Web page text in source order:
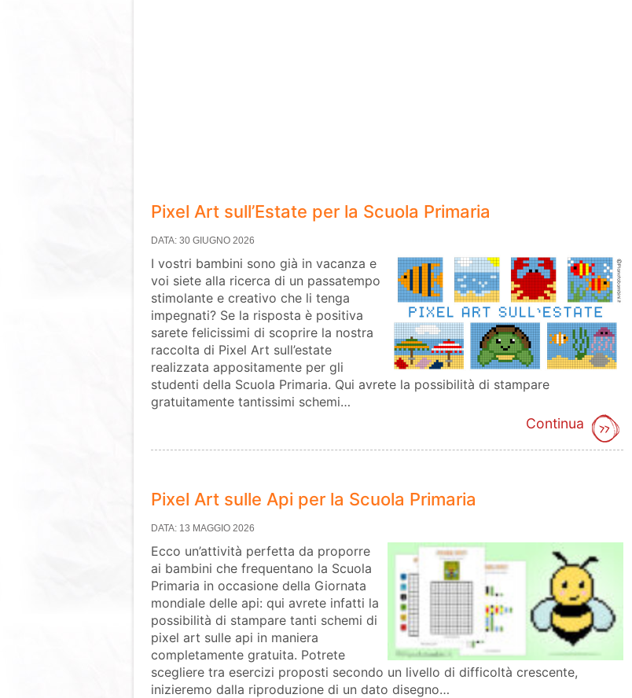
Pixel Art sull’Estate per la Scuola Primaria
DATA: 30 GIUGNO 2026
I vostri bambini sono già in vacanza e
voi siete alla ricerca di un passatempo
stimolante e creativo che li tenga
impegnati? Se la risposta è positiva
sarete felicissimi di scoprire la nostra
raccolta di Pixel Art sull’estate
realizzata appositamente per gli
studenti della Scuola Primaria. Qui avrete la possibilità di stampare
gratuitamente tantissimi schemi…
Continua
Pixel Art sulle Api per la Scuola Primaria
DATA: 13 MAGGIO 2026
Ecco un’attività perfetta da proporre
ai bambini che frequentano la Scuola
Primaria in occasione della Giornata
mondiale delle api: qui avrete infatti la
possibilità di stampare tanti schemi di
pixel art sulle api in maniera
completamente gratuita. Potrete
scegliere tra esercizi proposti secondo un livello di difficoltà crescente,
inizieremo dalla riproduzione di un dato disegno…